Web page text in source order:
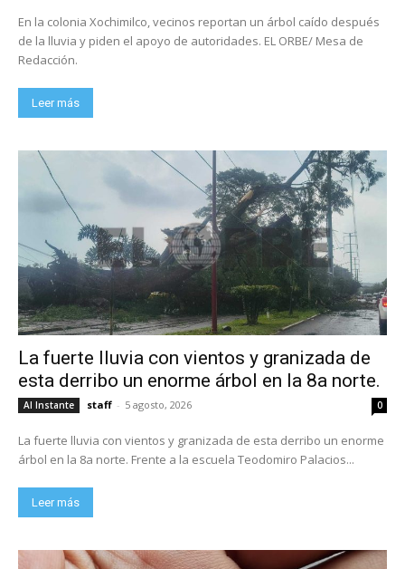
En la colonia Xochimilco, vecinos reportan un árbol caído después
de la lluvia y piden el apoyo de autoridades. EL ORBE/ Mesa de
Redacción.
Leer más
La fuerte lluvia con vientos y granizada de
esta derribo un enorme árbol en la 8a norte.
Al Instante staff - 5 agosto, 2026 0
La fuerte lluvia con vientos y granizada de esta derribo un enorme
árbol en la 8a norte. Frente a la escuela Teodomiro Palacios...
Leer más